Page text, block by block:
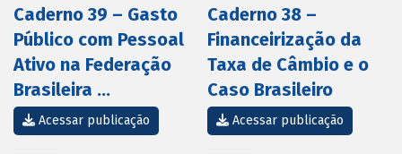
Caderno 39 – Gasto
Público com Pessoal
Ativo na Federação
Brasileira ...
Acessar publicação
Caderno 38 –
Financeirização da
Taxa de Câmbio e o
Caso Brasileiro
Acessar publicação